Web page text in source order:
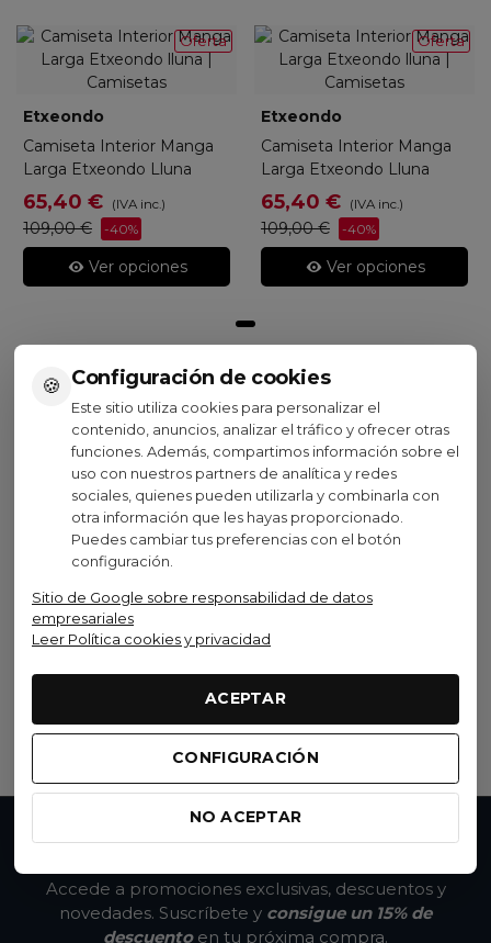
🍪 Configuración de cookies
Este sitio utiliza cookies para personalizar el
contenido, anuncios, analizar el tráfico y ofrecer otras
funciones. Además, compartimos información sobre el
uso con nuestros partners de analítica y redes
sociales, quienes pueden utilizarla y combinarla con
otra información que les hayas proporcionado.
Puedes cambiar tus preferencias con el botón
configuración.
Sitio de Google sobre responsabilidad de datos
empresariales
Leer Política cookies y privacidad
ACEPTAR
CONFIGURACIÓN
NO ACEPTAR
Oferta
Etxeondo
Camiseta Interior Manga
Larga Etxeondo Lluna
65,40 € (IVA inc.)
109,00 € -40%
Ver opciones
Oferta
Etxeondo
Camiseta Interior Manga
Larga Etxeondo Lluna
65,40 € (IVA inc.)
109,00 € -40%
Ver opciones
Visto recientemente
Oferta
Etxeondo
Camiseta Sin Mangas
Mesh 24
29,40 € (IVA inc.)
BLANCO
Ver opciones
Accede a promociones exclusivas, descuentos y
novedades. Suscríbete y consigue un 15% de
descuentoen tu próxima compra.